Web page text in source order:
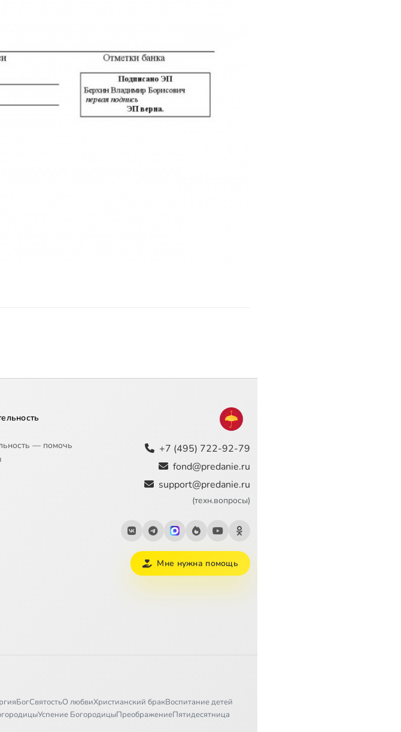
— помочь
+7 (495) 722-92-79
fond@predanie.ru
support@predanie.ru
(техн.вопросы)
Мне нужна помощь
БогСвятостьО любвиХристианский бракВоспитание детей
Успение БогородицыПреображениеПятидесятница